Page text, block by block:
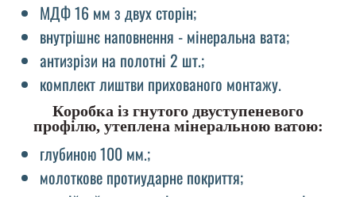
МДФ 16 мм з двух сторін;
внутрішнє наповнення - мінеральна вата;
антизрізи на полотні 2 шт.;
комплект лиштви прихованого монтажу.
Коробка із гнутого двуступеневого
профілю, утеплена мінеральною ватою:
глубиною 100 мм.;
молоткове протиударне покриття;